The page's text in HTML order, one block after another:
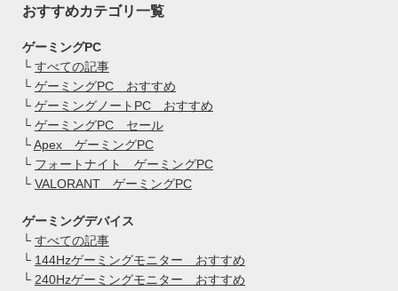
おすすめカテゴリ一覧
ゲーミングPC
└ すべての記事
└ ゲーミングPC おすすめ
└ ゲーミングノートPC おすすめ
└ ゲーミングPC セール
└Apex ゲーミングPC
└ フォートナイト ゲーミングPC
└ VALORANT ゲーミングPC
ゲーミングデバイス
└ すべての記事
└ 144Hzゲーミングモニター おすすめ
└ 240Hzゲーミングモニター おすすめ